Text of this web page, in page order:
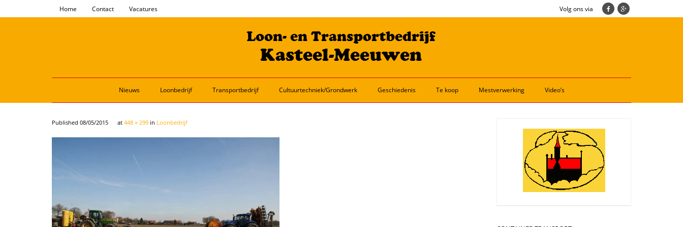
Home Contact Vacatures Volg ons via
Nieuws Loonbedrijf Transportbedrijf Cultuurtechniek/Grondwerk Geschiedenis Te koop Mestverwerking Video’s
Published 08/05/2015 at 448 × 299 in Loonbedrijf